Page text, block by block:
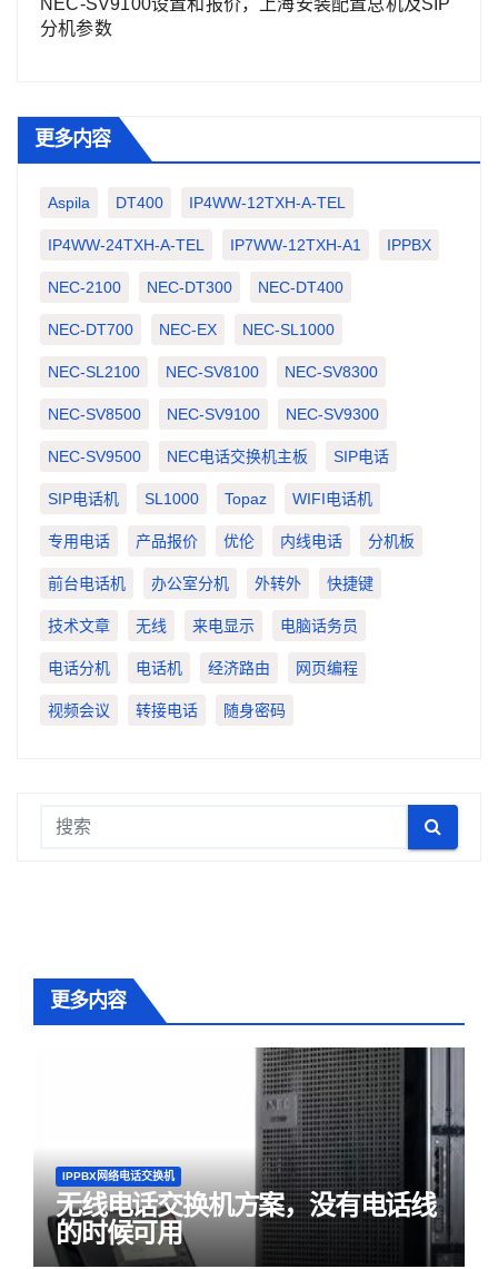
分机参数
更多内容
Aspila DT400 IP4WW-12TXH-A-TEL
IP4WW-24TXH-A-TEL IP7WW-12TXH-A1 IPPBX
NEC-2100 NEC-DT300 NEC-DT400
NEC-DT700 NEC-EX NEC-SL1000
NEC-SL2100 NEC-SV8100 NEC-SV8300
NEC-SV8500 NEC-SV9100 NEC-SV9300
NEC-SV9500 NEC电话交换机主板 SIP电话
SIP电话机 SL1000 Topaz WIFI电话机
专用电话 产品报价 优伦 内线电话 分机板
前台电话机 办公室分机 外转外 快捷键
技术文章 无线 来电显示 电脑话务员
电话分机 电话机 经济路由 网页编程
视频会议 转接电话 随身密码
更多内容
IPPBX网络电话交换机
无线电话交换机方案，没有电话线
的时候可用